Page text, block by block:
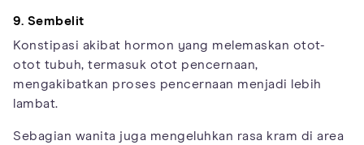
9. Sembelit
Konstipasi akibat hormon yang melemaskan otot-
otot tubuh, termasuk otot pencernaan,
mengakibatkan proses pencernaan menjadi lebih
lambat.
Sebagian wanita juga mengeluhkan rasa kram di area